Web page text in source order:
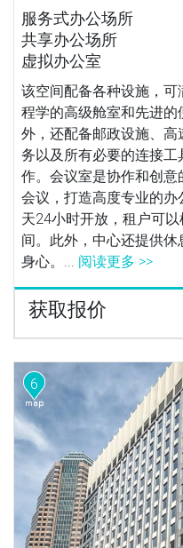
服务式办公场所
共享办公场所
虚拟办公室
该空间配备各种设施，
程学的高级舱室和先进
外，还配备邮政设施、
务以及所有必要的连接
作。会议室是协作和创
会议，打造高度专业的
天24小时开放，租户可
间。此外，中心还提供
身心。... 阅读更多 >>
获取报价
6